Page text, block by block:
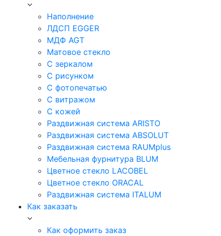
Наполнение
ЛДСП EGGER
МДФ AGT
Матовое стекло
С зеркалом
С рисунком
С фотопечатью
С витражом
С кожей
Раздвижная система ARISTO
Раздвижная система ABSOLUT
Раздвижная система RAUMplus
Мебельная фурнитура BLUM
Цветное стекло LACOBEL
Цветное стекло ORACAL
Раздвижная система ITALUM
Как заказать
Как оформить заказ